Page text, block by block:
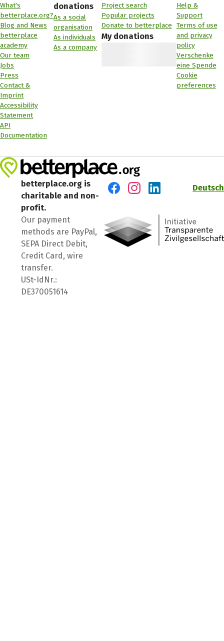
What's
betterplace.org?
Blog and News
betterplace
academy
Our team
Jobs
Press
Contact &
Imprint
Accessibility
Statement
API
Documentation
donations
As a social
organisation
As individuals
As a company
Project search
Popular projects
Donate to betterplace
My donations
Help &
Support
Terms of use
and privacy
policy
Verschenke
eine Spende
Cookie
preferences
betterplace.org is
charitable and non-
profit.
Our payment
methods are PayPal,
SEPA Direct Debit,
Credit Card, wire
transfer.
USt-IdNr.:
DE370051614
Deutsch